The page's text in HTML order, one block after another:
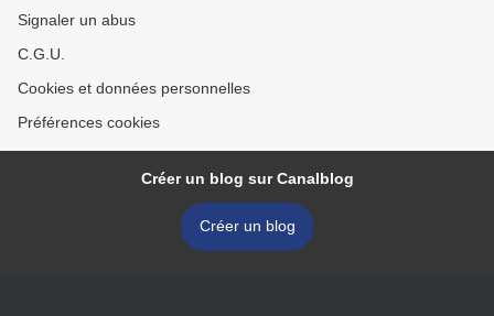
Signaler un abus
C.G.U.
Cookies et données personnelles
Préférences cookies
Créer un blog sur Canalblog
Créer un blog